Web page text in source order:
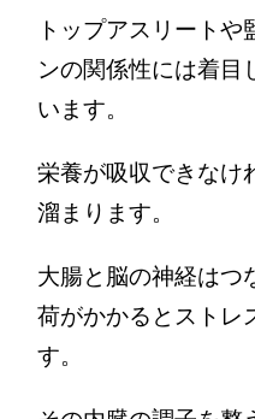
トップアスリート
ンの関係性には着目
います。
栄養が吸収できなけ
溜まります。
大腸と脳の神経はつ
荷がかかるとストレ
す。